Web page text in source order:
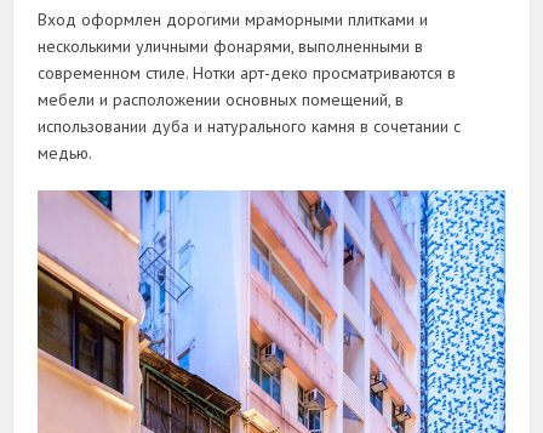
Вход оформлен дорогими мраморными плитками и
несколькими уличными фонарями, выполненными в
современном стиле. Нотки арт-деко просматриваются в
мебели и расположении основных помещений, в
использовании дуба и натурального камня в сочетании с
медью.